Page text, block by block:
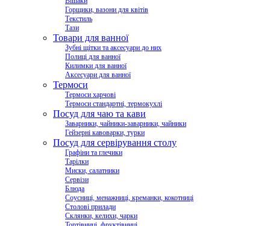
Горщики, вазони для квітів
Текстиль
Тази
Товари для ванної
Зубні щітки та аксесуари до них
Полиці для ванної
Килимки для ванної
Аксесуари для ванної
Термоси
Термоси харчові
Термоси стандартні, термокухлі
Посуд для чаю та кави
Заварники, чайники-заварники, чайники
Гейзерні кавоварки, турки
Посуд для сервірування столу
Графіни та глечики
Тарілки
Миски, салатники
Сервізи
Блюда
Соусниці, менажниці, креманки, кокотниці
Столові прилади
Склянки, келихи, чарки